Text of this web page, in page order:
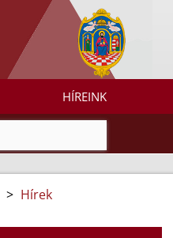
HÍREINK
> Hírek